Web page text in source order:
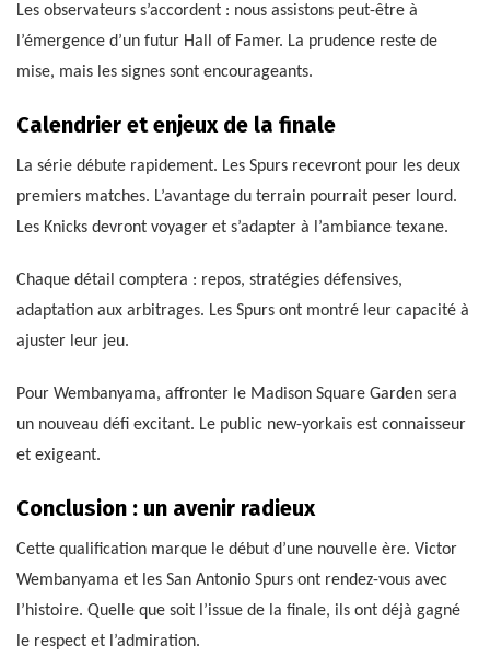
Les observateurs s’accordent : nous assistons peut-être à
l’émergence d’un futur Hall of Famer. La prudence reste de
mise, mais les signes sont encourageants.
Calendrier et enjeux de la finale
La série débute rapidement. Les Spurs recevront pour les deux
premiers matches. L’avantage du terrain pourrait peser lourd.
Les Knicks devront voyager et s’adapter à l’ambiance texane.
Chaque détail comptera : repos, stratégies défensives,
adaptation aux arbitrages. Les Spurs ont montré leur capacité à
ajuster leur jeu.
Pour Wembanyama, affronter le Madison Square Garden sera
un nouveau défi excitant. Le public new-yorkais est connaisseur
et exigeant.
Conclusion : un avenir radieux
Cette qualification marque le début d’une nouvelle ère. Victor
Wembanyama et les San Antonio Spurs ont rendez-vous avec
l’histoire. Quelle que soit l’issue de la finale, ils ont déjà gagné
le respect et l’admiration.